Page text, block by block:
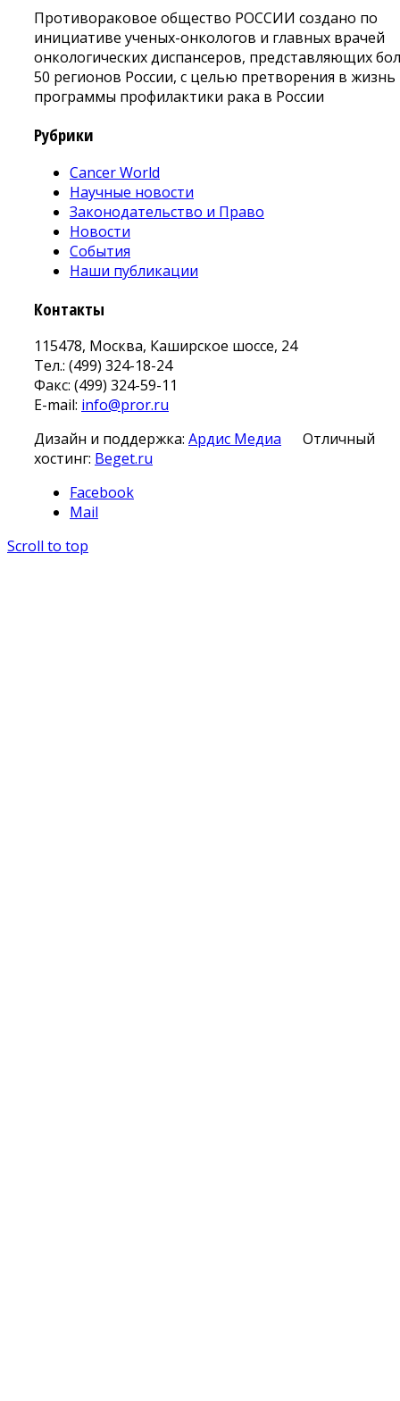
Противораковое общество РОССИИ создано по
инициативе ученых-онкологов и главных врачей
онкологических диспансеров, представляющих
50 регионов России, с целью претворения в жизнь
программы профилактики рака в России
Рубрики
Cancer World
Научные новости
Законодательство и Право
Новости
События
Наши публикации
Контакты
115478, Москва, Каширское шоссе, 24
Тел.: (499) 324-18-24
Факс: (499) 324-59-11
E-mail: info@pror.ru
Дизайн и поддержка: Ардис Медиа
Отличный
хостинг: Beget.ru
Facebook
Mail
Scroll to top